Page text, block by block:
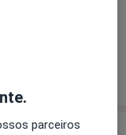
parceiros